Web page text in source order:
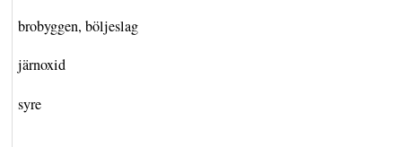
brobyggen, böljeslag
järnoxid
syre